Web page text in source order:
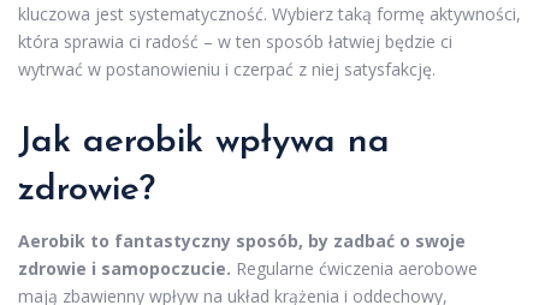
kluczowa jest systematyczność. Wybierz taką formę aktywności,
która sprawia ci radość – w ten sposób łatwiej będzie ci
wytrwać w postanowieniu i czerpać z niej satysfakcję.
Jak aerobik wpływa na
zdrowie?
Aerobik to fantastyczny sposób, by zadbać o swoje
zdrowie i samopoczucie. Regularne ćwiczenia aerobowe
mają zbawienny wpływ na układ krążenia i oddechowy,